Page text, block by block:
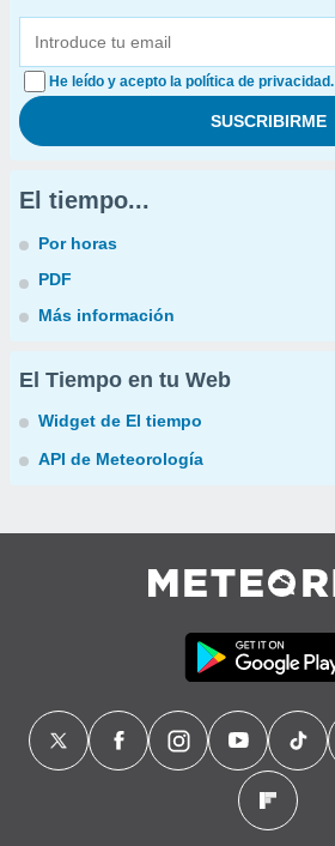
He leído y acepto la política de privacidad.
El tiempo...
Por horas
PDF
Más información
El Tiempo en tu Web
Widget de El tiempo
API de Meteorología